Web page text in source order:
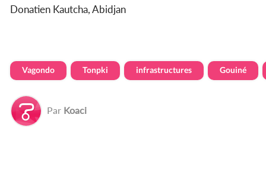
Donatien Kautcha, Abidjan
Vagondo Tonpki infrastructures Gouiné
Par Koaci